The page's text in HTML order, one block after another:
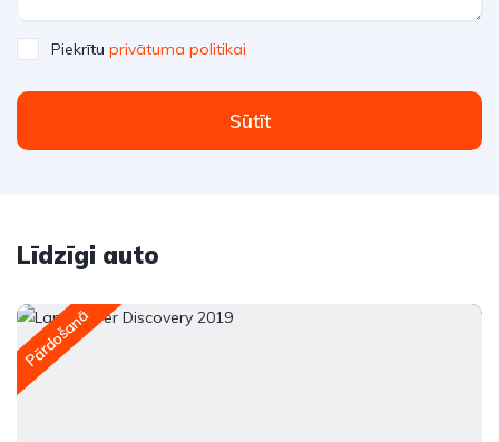
Piekrītu privātuma politikai
Sūtīt
Līdzīgi auto
Pārdošanā